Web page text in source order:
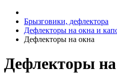
Брызговики, дефлектора
Дефлекторы на окна и
Дефлекторы на окна
Дефлекторы